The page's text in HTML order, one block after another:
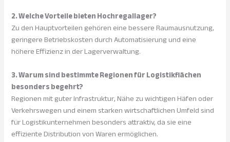
2. Welche Vorteile bieten Hochregallager?
Zu den Hauptvorteilen gehören eine bessere Raumausnutzung,
geringere Betriebskosten durch Automatisierung und eine
höhere Effizienz in der Lagerverwaltung.
3. Warum sind bestimmte Regionen für Logistikflächen
besonders begehrt?
Regionen mit guter Infrastruktur, Nähe zu wichtigen Häfen oder
Verkehrswegen und einem starken wirtschaftlichen Umfeld sind
für Logistikunternehmen besonders attraktiv, da sie eine
effiziente Distribution von Waren ermöglichen.